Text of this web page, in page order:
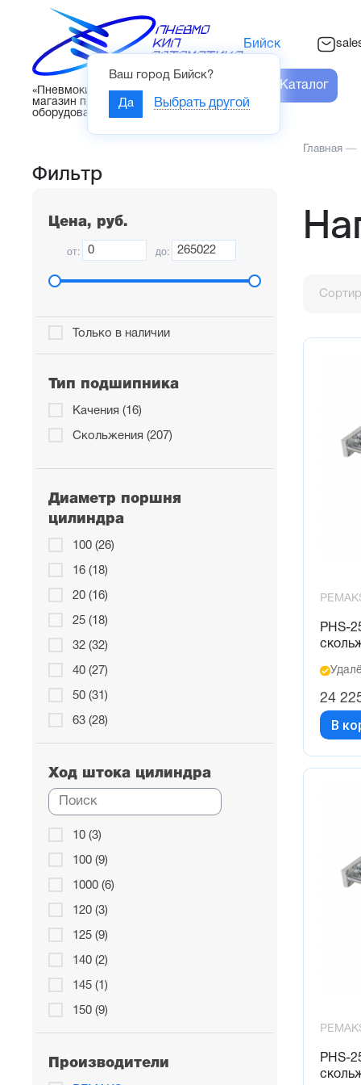
«Пневмокипавтоматика» – интернет-
магазин промышленного
оборудования
Бийск
Ваш город Бийск?
Да Выбрать другой
Каталог
Фильтр
Цена, руб.
от: до:
Только в наличии
Тип подшипника
Качения (16)
Скольжения (207)
Диаметр поршня
цилиндра
100 (26)
16 (18)
20 (16)
25 (18)
32 (32)
40 (27)
50 (31)
63 (28)
80 (27)
Ход штока цилиндра
10 (3)
100 (9)
1000 (6)
120 (3)
125 (9)
140 (2)
145 (1)
150 (9)
160 (10)
175 (1)
Производители
Главная —
PHS-
24
В
PHS-